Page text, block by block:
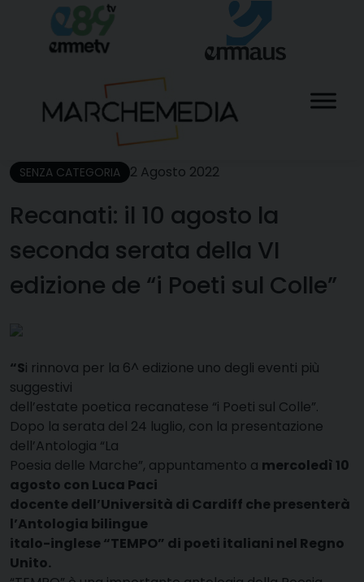
content
SENZA CATEGORIA 2 Agosto 2022
Recanati: il 10 agosto la
seconda serata della VI
edizione de “i Poeti sul Colle”
“Si rinnova per la 6^ edizione uno degli eventi più
suggestivi
dell’estate poetica recanatese “i Poeti sul Colle”.
Dopo la serata del 24 luglio, con la presentazione
dell’Antologia “La
Poesia delle Marche”, appuntamento a mercoledì 10
agosto con Luca Paci
docente dell’Università di Cardiff che presenterà
l’Antologia bilingue
italo-inglese “TEMPO” di poeti italiani nel Regno
Unito.